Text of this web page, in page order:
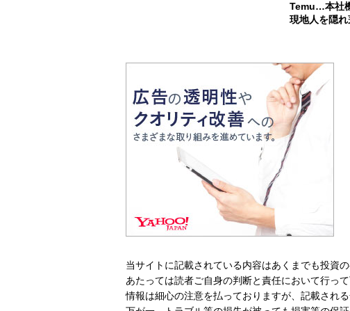
Temu…本社
現地人を隠
当サイトに記載されている内容はあくまでも投資
あたっては読者ご自身の判断と責任において行っ
情報は細心の注意を払っておりますが、記載され